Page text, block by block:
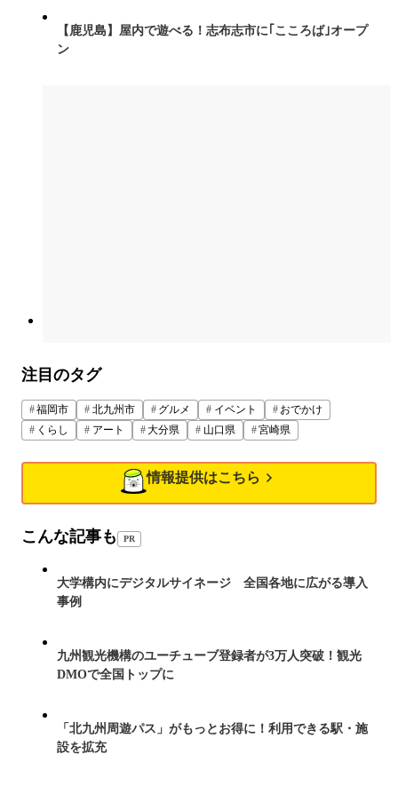
【鹿児島】屋内で遊べる！志布志市に｢こころば｣オープ
ン
注目のタグ
福岡市 北九州市 グルメ イベント
おでかけ
くらし
アート 大分県 山口県 宮崎県
情報提供はこちら
こんな記事も PR
大学構内にデジタルサイネージ 全国各地に広がる導入
事例
九州観光機構のユーチューブ登録者が3万人突破！観光
DMOで全国トップに
「北九州周遊パス」がもっとお得に！利用できる駅・施
設を拡充